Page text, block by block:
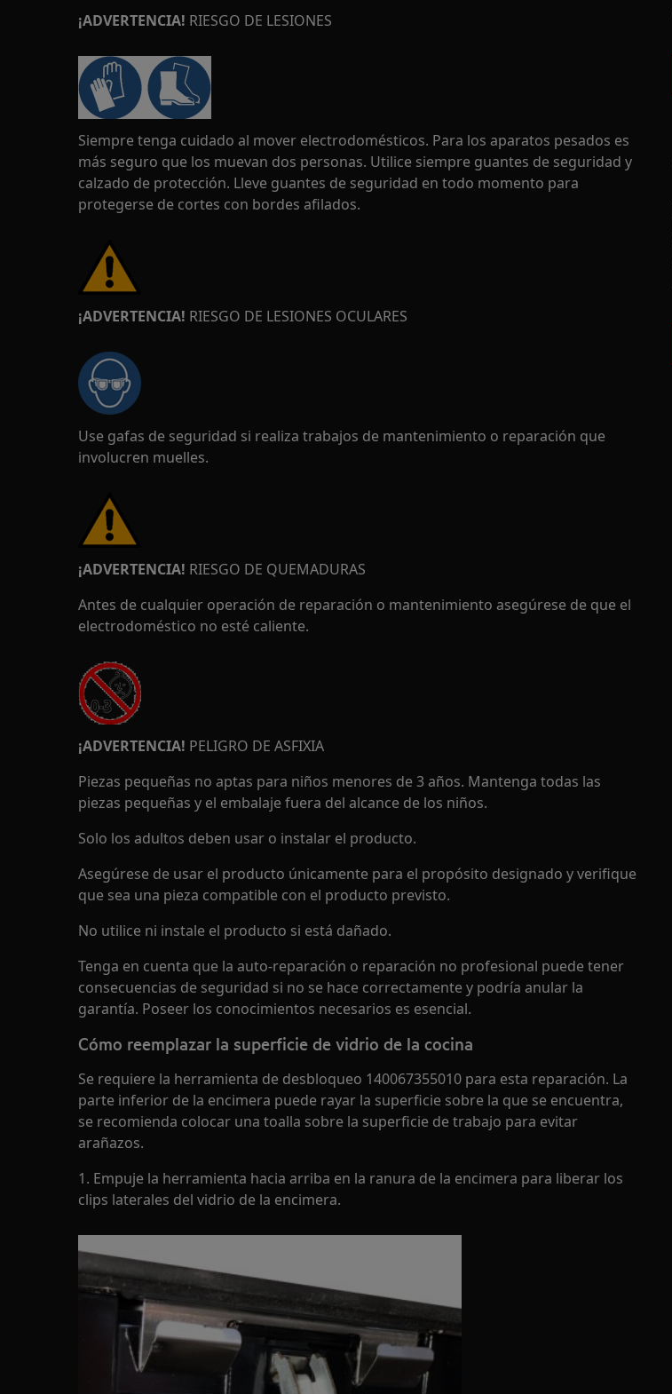
¡ADVERTENCIA! RIESGO DE LESIONES
Siempre tenga cuidado al mover electrodomésticos. Para los aparatos pesados es
más seguro que los muevan dos personas. Utilice siempre guantes de seguridad y
calzado de protección. Lleve guantes de seguridad en todo momento para
protegerse de cortes con bordes afilados.
¡ADVERTENCIA! RIESGO DE LESIONES OCULARES
Use gafas de seguridad si realiza trabajos de mantenimiento o reparación que
involucren muelles.
¡ADVERTENCIA! RIESGO DE QUEMADURAS
Antes de cualquier operación de reparación o mantenimiento asegúrese de que el
electrodoméstico no esté caliente.
¡ADVERTENCIA! PELIGRO DE ASFIXIA
Piezas pequeñas no aptas para niños menores de 3 años. Mantenga todas las
piezas pequeñas y el embalaje fuera del alcance de los niños.
Solo los adultos deben usar o instalar el producto.
Asegúrese de usar el producto únicamente para el propósito designado y verifique
que sea una pieza compatible con el producto previsto.
No utilice ni instale el producto si está dañado.
Tenga en cuenta que la auto-reparación o reparación no profesional puede tener
consecuencias de seguridad si no se hace correctamente y podría anular la
garantía. Poseer los conocimientos necesarios es esencial.
Cómo reemplazar la superficie de vidrio de la cocina
Se requiere la herramienta de desbloqueo 140067355010 para esta reparación. La
parte inferior de la encimera puede rayar la superficie sobre la que se encuentra,
se recomienda colocar una toalla sobre la superficie de trabajo para evitar
arañazos.
1. Empuje la herramienta hacia arriba en la ranura de la encimera para liberar los
clips laterales del vidrio de la encimera.